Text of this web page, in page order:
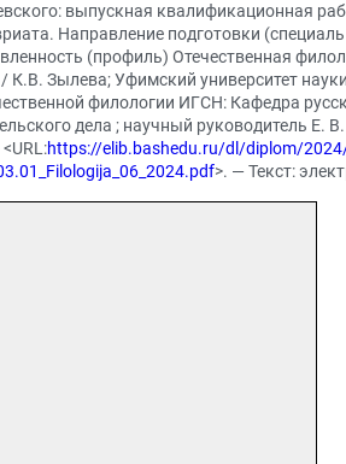
выпускная квалификационная
Направление подготовки
(профиль) Отечественная
К.В. Зылева; Уфимский университет
филологии ИГСН: Кафедра
дела ; научный руководитель Е.
https://elib.bashedu.ru/dl/diplom/
>. — Текст: